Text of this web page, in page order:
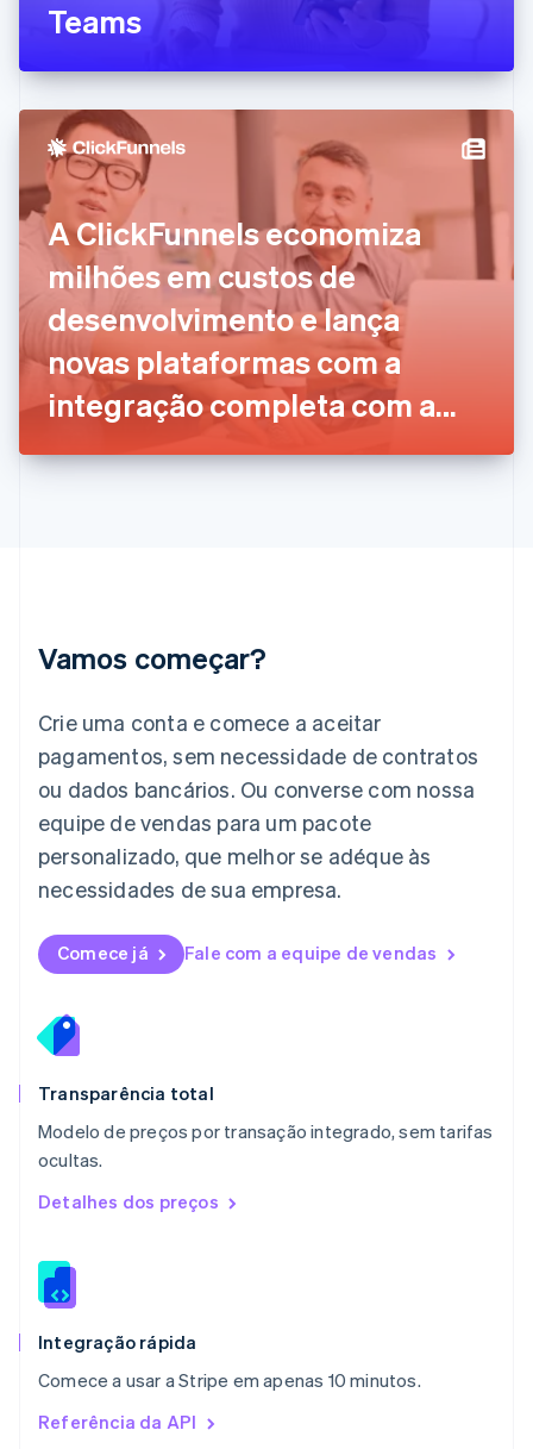
Teams
A ClickFunnels economiza
milhões em custos de
desenvolvimento e lança
novas plataformas com a
integração completa com a
Stripe
Vamos começar?
Crie uma conta e comece a aceitar
pagamentos, sem necessidade de contratos
ou dados bancários. Ou converse com nossa
equipe de vendas para um pacote
personalizado, que melhor se adéque às
necessidades de sua empresa.
Comece já Fale com a equipe de vendas
Transparência total
Modelo de preços por transação integrado, sem tarifas
ocultas.
Detalhes dos preços
Integração rápida
Comece a usar a Stripe em apenas 10 minutos.
Referência da API
English
EnglishItaliano
Espanha
Español English
Estados Unidos
EnglishEspañol
Estônia
English
Finlândia
EnglishSvenska
França
FrançaisEnglish
Gibraltar
English
Grécia
English
English
日本語English
Liechtenstein
DeutschEnglish
Lituânia
English
Luxemburgo
FrançaisDeutsch English
English简体中文
English
México
Noruega
English
English
NederlandsEnglish
Polônia
English
RAE de Hong Kong, China
Reino Unido
English
English
English